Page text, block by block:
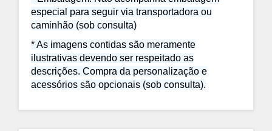
especial para seguir via transportadora ou
caminhão (sob consulta)
* As imagens contidas são meramente
ilustrativas devendo ser respeitado as
descrições. Compra da personalização e
acessórios são opcionais (sob consulta).